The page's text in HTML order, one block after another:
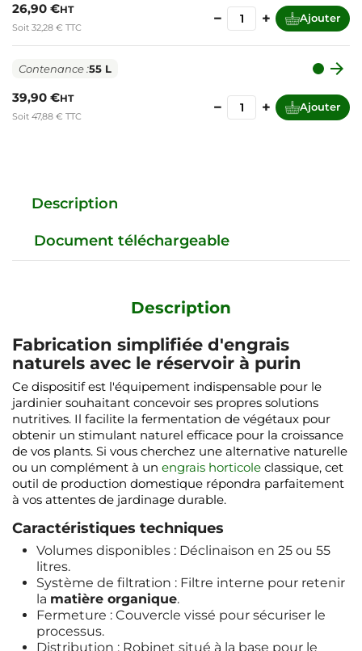
26,90 €HT
Soit 32,28 € TTC
− + Ajouter
Contenance :55 L 
39,90 €HT
Soit 47,88 € TTC
− + Ajouter
Description
Document téléchargeable
Description
Fabrication simplifiée d'engrais
naturels avec le réservoir à purin
Ce dispositif est l'équipement indispensable pour le
jardinier souhaitant concevoir ses propres solutions
nutritives. Il facilite la fermentation de végétaux pour
obtenir un stimulant naturel efficace pour la croissance
de vos plants. Si vous cherchez une alternative naturelle
ou un complément à un engrais horticole classique, cet
outil de production domestique répondra parfaitement
à vos attentes de jardinage durable.
Caractéristiques techniques
Volumes disponibles : Déclinaison en 25 ou 55
litres.
Système de filtration : Filtre interne pour retenir
la matière organique.
Fermeture : Couvercle vissé pour sécuriser le
processus.
Distribution : Robinet situé à la base pour le